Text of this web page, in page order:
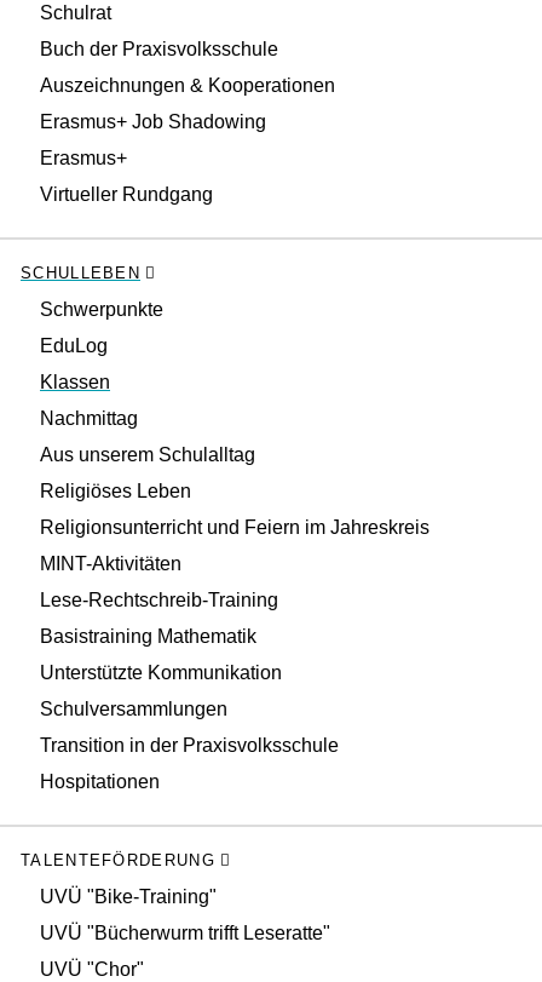
Schulrat
Buch der Praxisvolksschule
Auszeichnungen & Kooperationen
Erasmus+ Job Shadowing
Erasmus+
Virtueller Rundgang
SCHULLEBEN
Schwerpunkte
EduLog
Klassen
Nachmittag
Aus unserem Schulalltag
Religiöses Leben
Religionsunterricht und Feiern im Jahreskreis
MINT-Aktivitäten
Lese-Rechtschreib-Training
Basistraining Mathematik
Unterstützte Kommunikation
Schulversammlungen
Transition in der Praxisvolksschule
Hospitationen
TALENTEFÖRDERUNG
UVÜ "Bike-Training"
UVÜ "Bücherwurm trifft Leseratte"
UVÜ "Chor"